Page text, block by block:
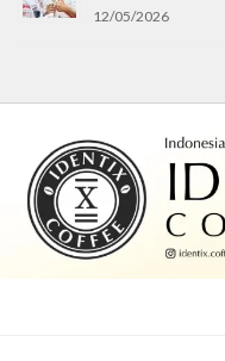
12/05/2026